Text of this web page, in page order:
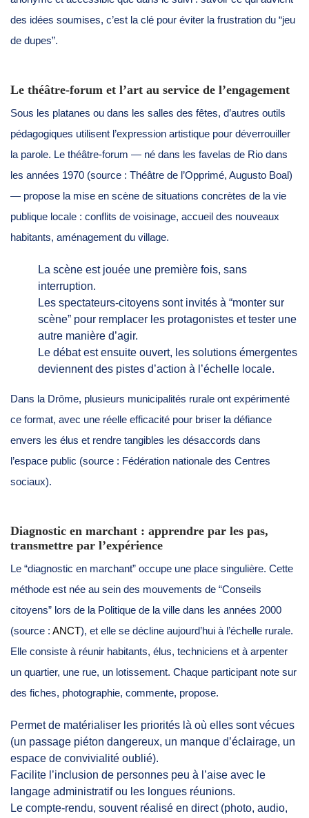
des idées soumises, c’est la clé pour éviter la frustration du “jeu
de dupes”.
Le théâtre-forum et l’art au service de l’engagement
Sous les platanes ou dans les salles des fêtes, d’autres outils
pédagogiques utilisent l’expression artistique pour déverrouiller
la parole. Le théâtre-forum — né dans les favelas de Rio dans
les années 1970 (source : Théâtre de l’Opprimé, Augusto Boal)
— propose la mise en scène de situations concrètes de la vie
publique locale : conflits de voisinage, accueil des nouveaux
habitants, aménagement du village.
La scène est jouée une première fois, sans
interruption.
Les spectateurs-citoyens sont invités à “monter sur
scène” pour remplacer les protagonistes et tester une
autre manière d’agir.
Le débat est ensuite ouvert, les solutions émergentes
deviennent des pistes d’action à l’échelle locale.
Dans la Drôme, plusieurs municipalités rurale ont expérimenté
ce format, avec une réelle efficacité pour briser la défiance
envers les élus et rendre tangibles les désaccords dans
l’espace public (source : Fédération nationale des Centres
sociaux).
Diagnostic en marchant : apprendre par les pas,
transmettre par l’expérience
Le “diagnostic en marchant” occupe une place singulière. Cette
méthode est née au sein des mouvements de “Conseils
citoyens” lors de la Politique de la ville dans les années 2000
(source : ANCT), et elle se décline aujourd’hui à l’échelle rurale.
Elle consiste à réunir habitants, élus, techniciens et à arpenter
un quartier, une rue, un lotissement. Chaque participant note sur
des fiches, photographie, commente, propose.
Permet de matérialiser les priorités là où elles sont vécues
(un passage piéton dangereux, un manque d’éclairage, un
espace de convivialité oublié).
Facilite l’inclusion de personnes peu à l’aise avec le
langage administratif ou les longues réunions.
Le compte-rendu, souvent réalisé en direct (photo, audio,